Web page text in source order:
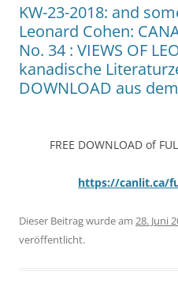
KW-23-2018: and
Leonard Cohen:
No. 34 : VIEWS OF
kanadische
DOWNLOAD aus
FREE DOWNLOAD of
https://canlit.ca/
Dieser Beitrag wurde am 28. Juni
veröffentlicht.